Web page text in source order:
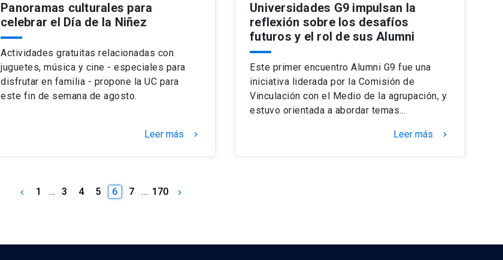
Panoramas culturales para
celebrar el Día de la Niñez
Actividades gratuitas relacionadas con
juguetes, música y cine - especiales para
disfrutar en familia - propone la UC para
este fin de semana de agosto.
Leer más keyboard_arrow_right
Universidades G9 impulsan la
reflexión sobre los desafíos
futuros y el rol de sus Alumni
Este primer encuentro Alumni G9 fue una
iniciativa liderada por la Comisión de
Vinculación con el Medio de la agrupación, y
estuvo orientada a abordar temas…
Leer más keyboard_arrow_right
keyboard_arrow_left 1 … 3 4 5 6 7 … 170 keyboard_arrow_right